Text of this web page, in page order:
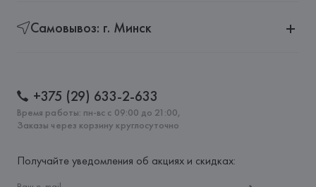
Самовывоз: г. Минск
+375 (29) 633-2-633
Время работы: пн-вс с 09:00 до 21:00,
Заказы через корзину круглосуточно
Получайте уведомления об акциях и скидках: